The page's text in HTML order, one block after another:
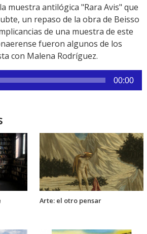
Link
muestra antilógica "Rara Avis" que
un repaso de la obra de Beisso
de una muestra de este
fueron algunos de los
con Malena Rodríguez.
00:00
Arte: el otro pensar